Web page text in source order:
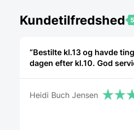
Kundetilfredshed
“Bestilte kl.13 og havde
dagen efter kl.10. God
Heidi Buch Jensen